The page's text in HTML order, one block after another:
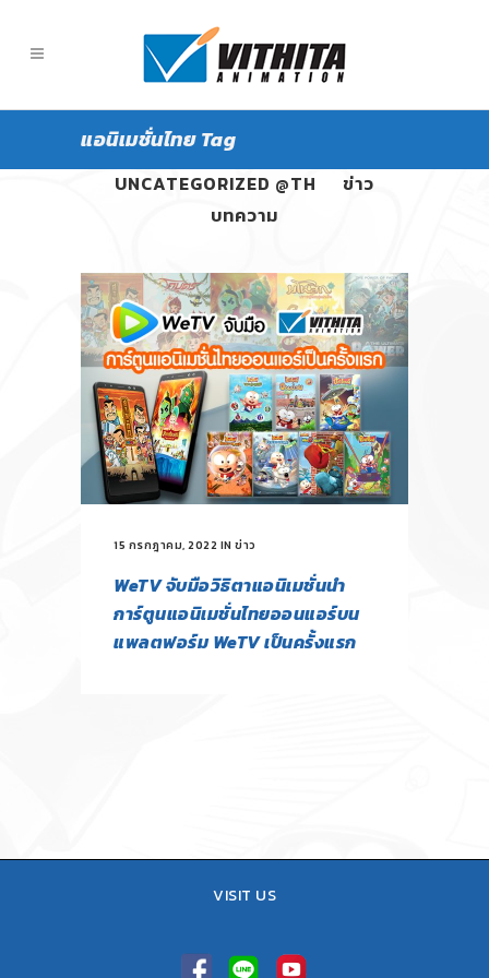
แอนิเมชั่นไทย Tag
ALL
PANGPOND
UNCATEGORIZED @TH
ข่าว
บทความ
15 กรกฎาคม, 2022 IN ข่าว
WeTV จับมือวิธิตาแอนิเมชั่นนำ
การ์ตูนแอนิเมชั่นไทยออนแอร์บน
แพลตฟอร์ม WeTV เป็นครั้งแรก
VISIT US